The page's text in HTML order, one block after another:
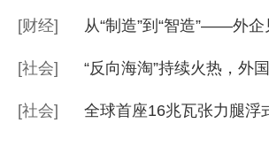
[财经] 从“制造”到“智造”——外
[社会] “反向海淘”持续火热，外
[社会] 全球首座16兆瓦张力腿浮